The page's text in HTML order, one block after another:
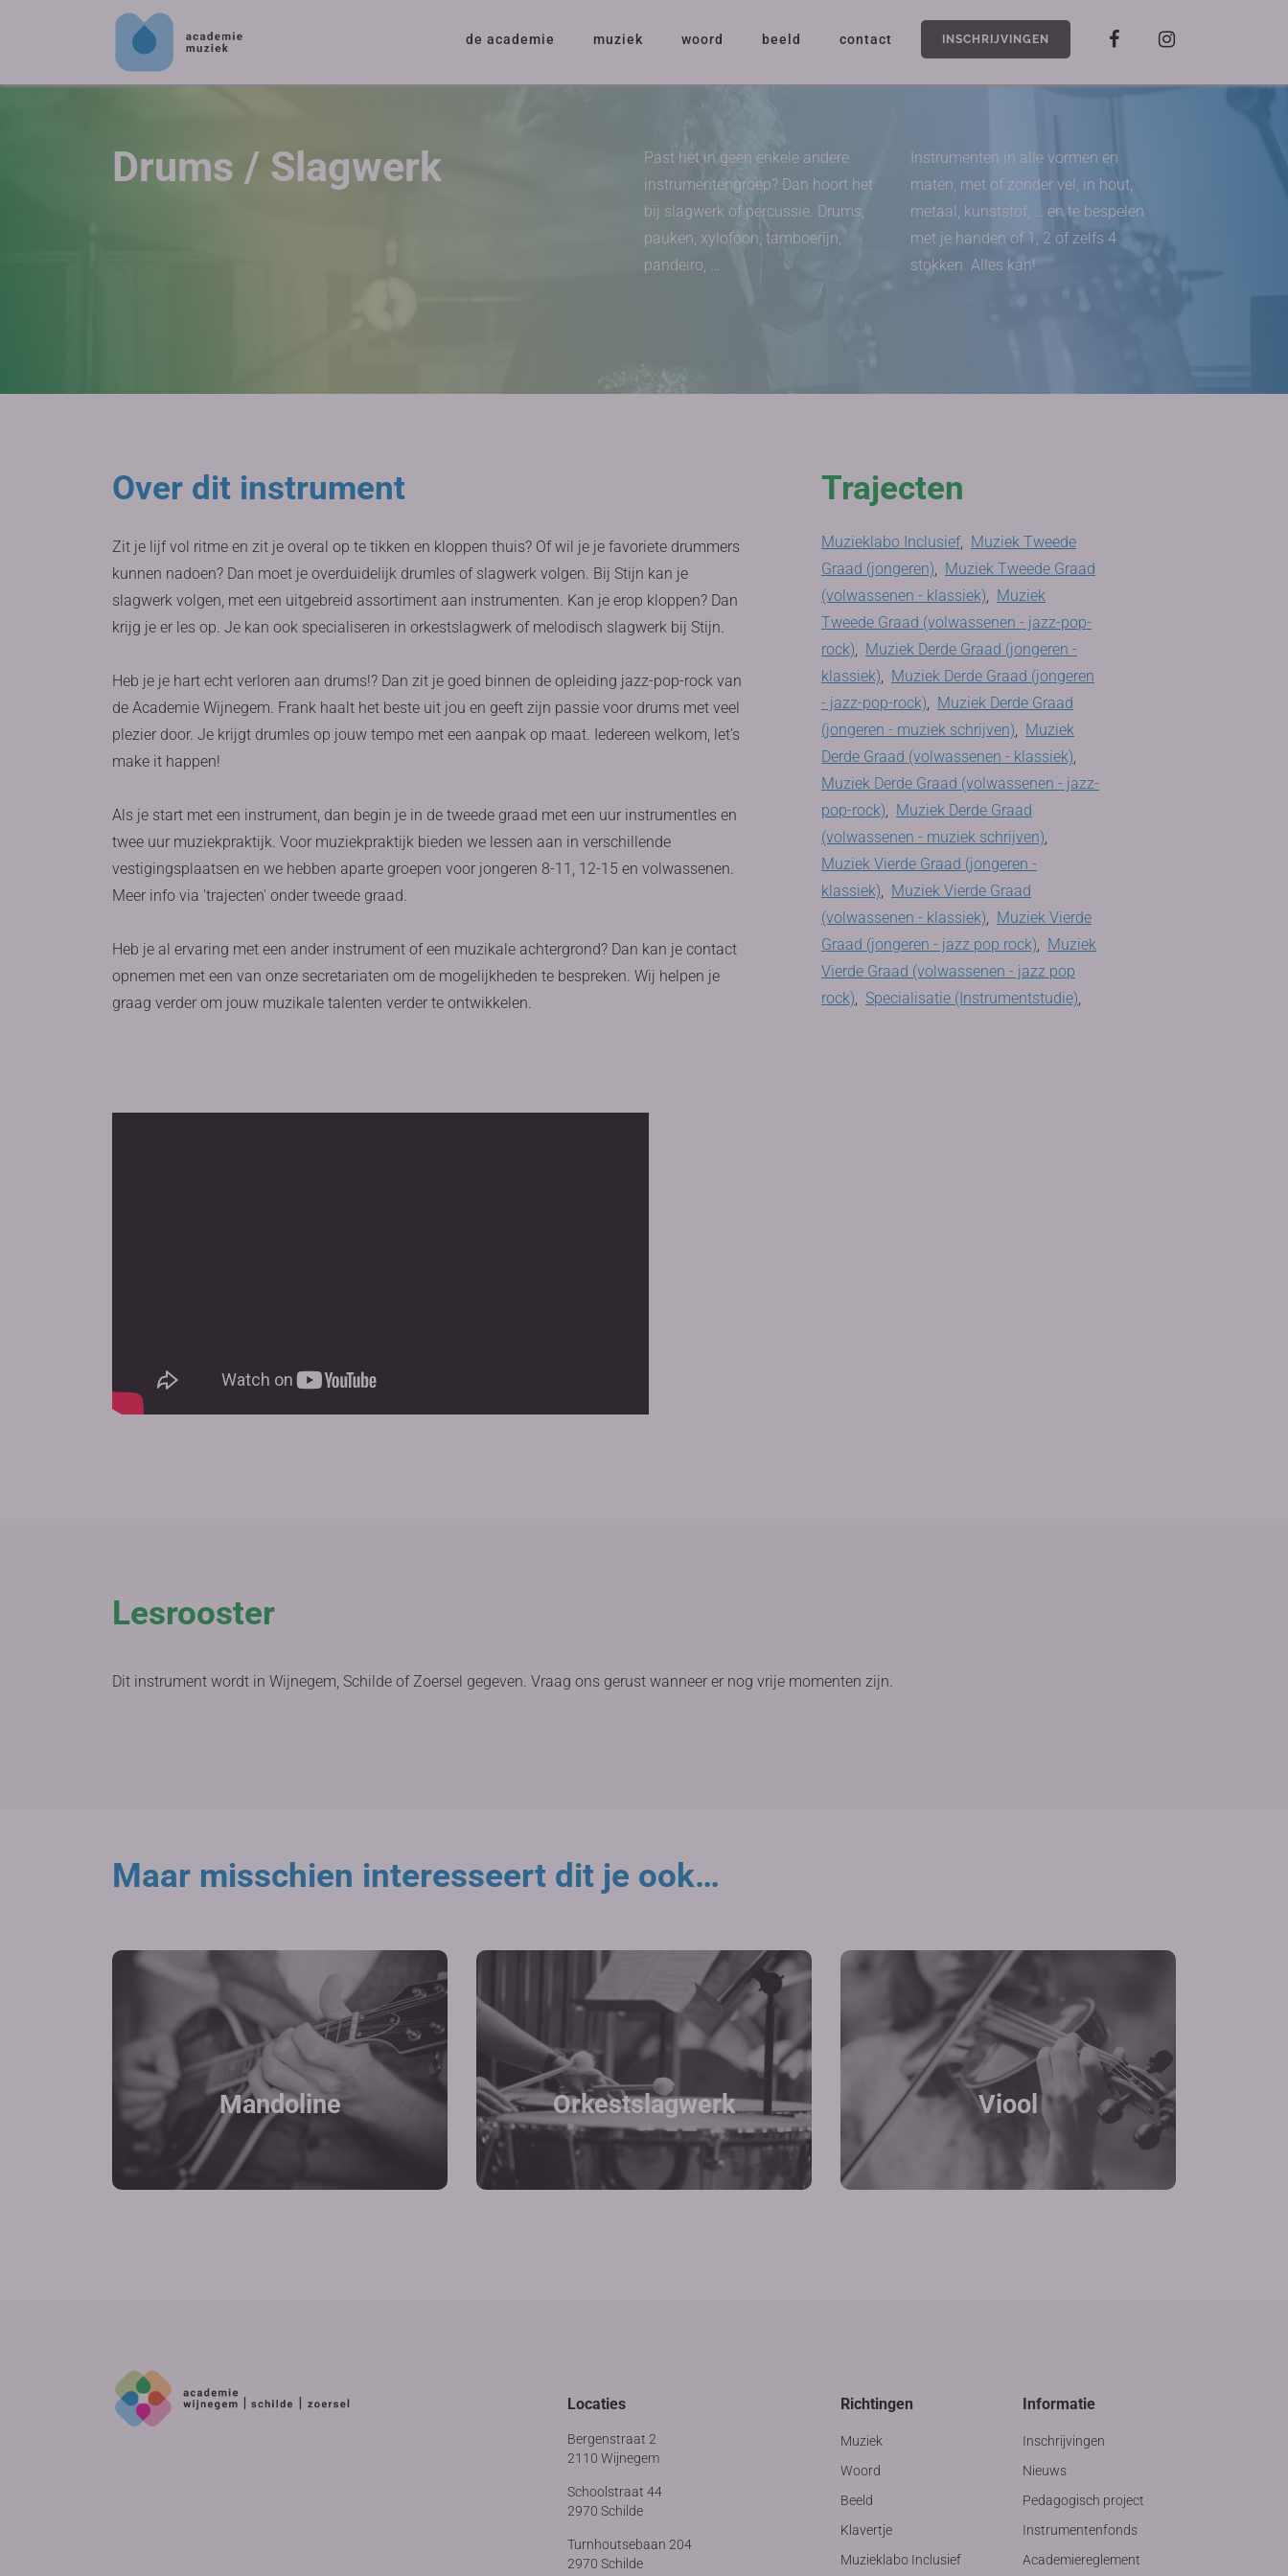
de academie muziek woord beeld contact INSCHRIJVINGEN
Drums / Slagwerk
Past het in geen enkele andere
instrumentengroep? Dan hoort het
bij slagwerk of percussie. Drums,
pauken, xylofoon, tamboerijn,
pandeiro, …
Instrumenten in alle vormen en
maten, met of zonder vel, in hout,
metaal, kunststof, … en te bespelen
met je handen of 1, 2 of zelfs 4
stokken. Alles kan!
Over dit instrument
Zit je lijf vol ritme en zit je overal op te tikken en kloppen thuis? Of wil je je favoriete drummers
kunnen nadoen? Dan moet je overduidelijk drumles of slagwerk volgen. Bij Stijn kan je
slagwerk volgen, met een uitgebreid assortiment aan instrumenten. Kan je erop kloppen? Dan
krijg je er les op. Je kan ook specialiseren in orkestslagwerk of melodisch slagwerk bij Stijn.
Heb je je hart echt verloren aan drums!? Dan zit je goed binnen de opleiding jazz-pop-rock van
de Academie Wijnegem. Frank haalt het beste uit jou en geeft zijn passie voor drums met veel
plezier door. Je krijgt drumles op jouw tempo met een aanpak op maat. Iedereen welkom, let’s
make it happen!
Als je start met een instrument, dan begin je in de tweede graad met een uur instrumentles en
twee uur muziekpraktijk. Voor muziekpraktijk bieden we lessen aan in verschillende
vestigingsplaatsen en we hebben aparte groepen voor jongeren 8-11, 12-15 en volwassenen.
Meer info via 'trajecten' onder tweede graad.
Heb je al ervaring met een ander instrument of een muzikale achtergrond? Dan kan je contact
opnemen met een van onze secretariaten om de mogelijkheden te bespreken. Wij helpen je
graag verder om jouw muzikale talenten verder te ontwikkelen.
Trajecten
Muzieklabo Inclusief, Muziek Tweede
Graad (jongeren), Muziek Tweede Graad
(volwassenen - klassiek), Muziek
Tweede Graad (volwassenen - jazz-pop-
rock), Muziek Derde Graad (jongeren -
klassiek), Muziek Derde Graad (jongeren
- jazz-pop-rock), Muziek Derde Graad
(jongeren - muziek schrijven), Muziek
Derde Graad (volwassenen - klassiek),
Muziek Derde Graad (volwassenen - jazz-
pop-rock), Muziek Derde Graad
(volwassenen - muziek schrijven),
Muziek Vierde Graad (jongeren -
klassiek), Muziek Vierde Graad
(volwassenen - klassiek), Muziek Vierde
Graad (jongeren - jazz pop rock), Muziek
Vierde Graad (volwassenen - jazz pop
rock), Specialisatie (Instrumentstudie),
Lesrooster
Dit instrument wordt in Wijnegem, Schilde of Zoersel gegeven. Vraag ons gerust wanneer er nog vrije momenten zijn.
Maar misschien interesseert dit je ook…
Mandoline Orkestslagwerk Viool
Locaties
Bergenstraat 2
2110 Wijnegem
Schoolstraat 44
2970 Schilde
Turnhoutsebaan 204
2970 Schilde
Richtingen
Muziek
Woord
Beeld
Klavertje
Muzieklabo Inclusief
Informatie
Inschrijvingen
Nieuws
Pedagogisch project
Instrumentenfonds
Academiereglement